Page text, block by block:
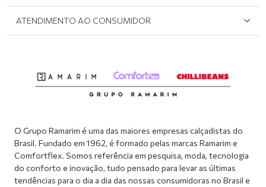
Políticas de Privacidade
Meus pedidos
ATENDIMENTO AO CONSUMIDOR
Atendimento via WhatsApp: (51) 2160-0740
O Grupo Ramarim é uma das maiores empresas calçadistas do
Brasil. Fundado em 1962, é formado pelas marcas Ramarim e
Comfortflex. Somos referência em pesquisa, moda, tecnologia
do conforto e inovação, tudo pensado para levar as últimas
tendências para o dia a dia das nossas consumidoras no Brasil e